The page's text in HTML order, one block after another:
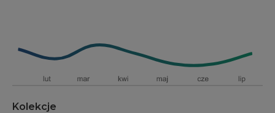
Kolekcje